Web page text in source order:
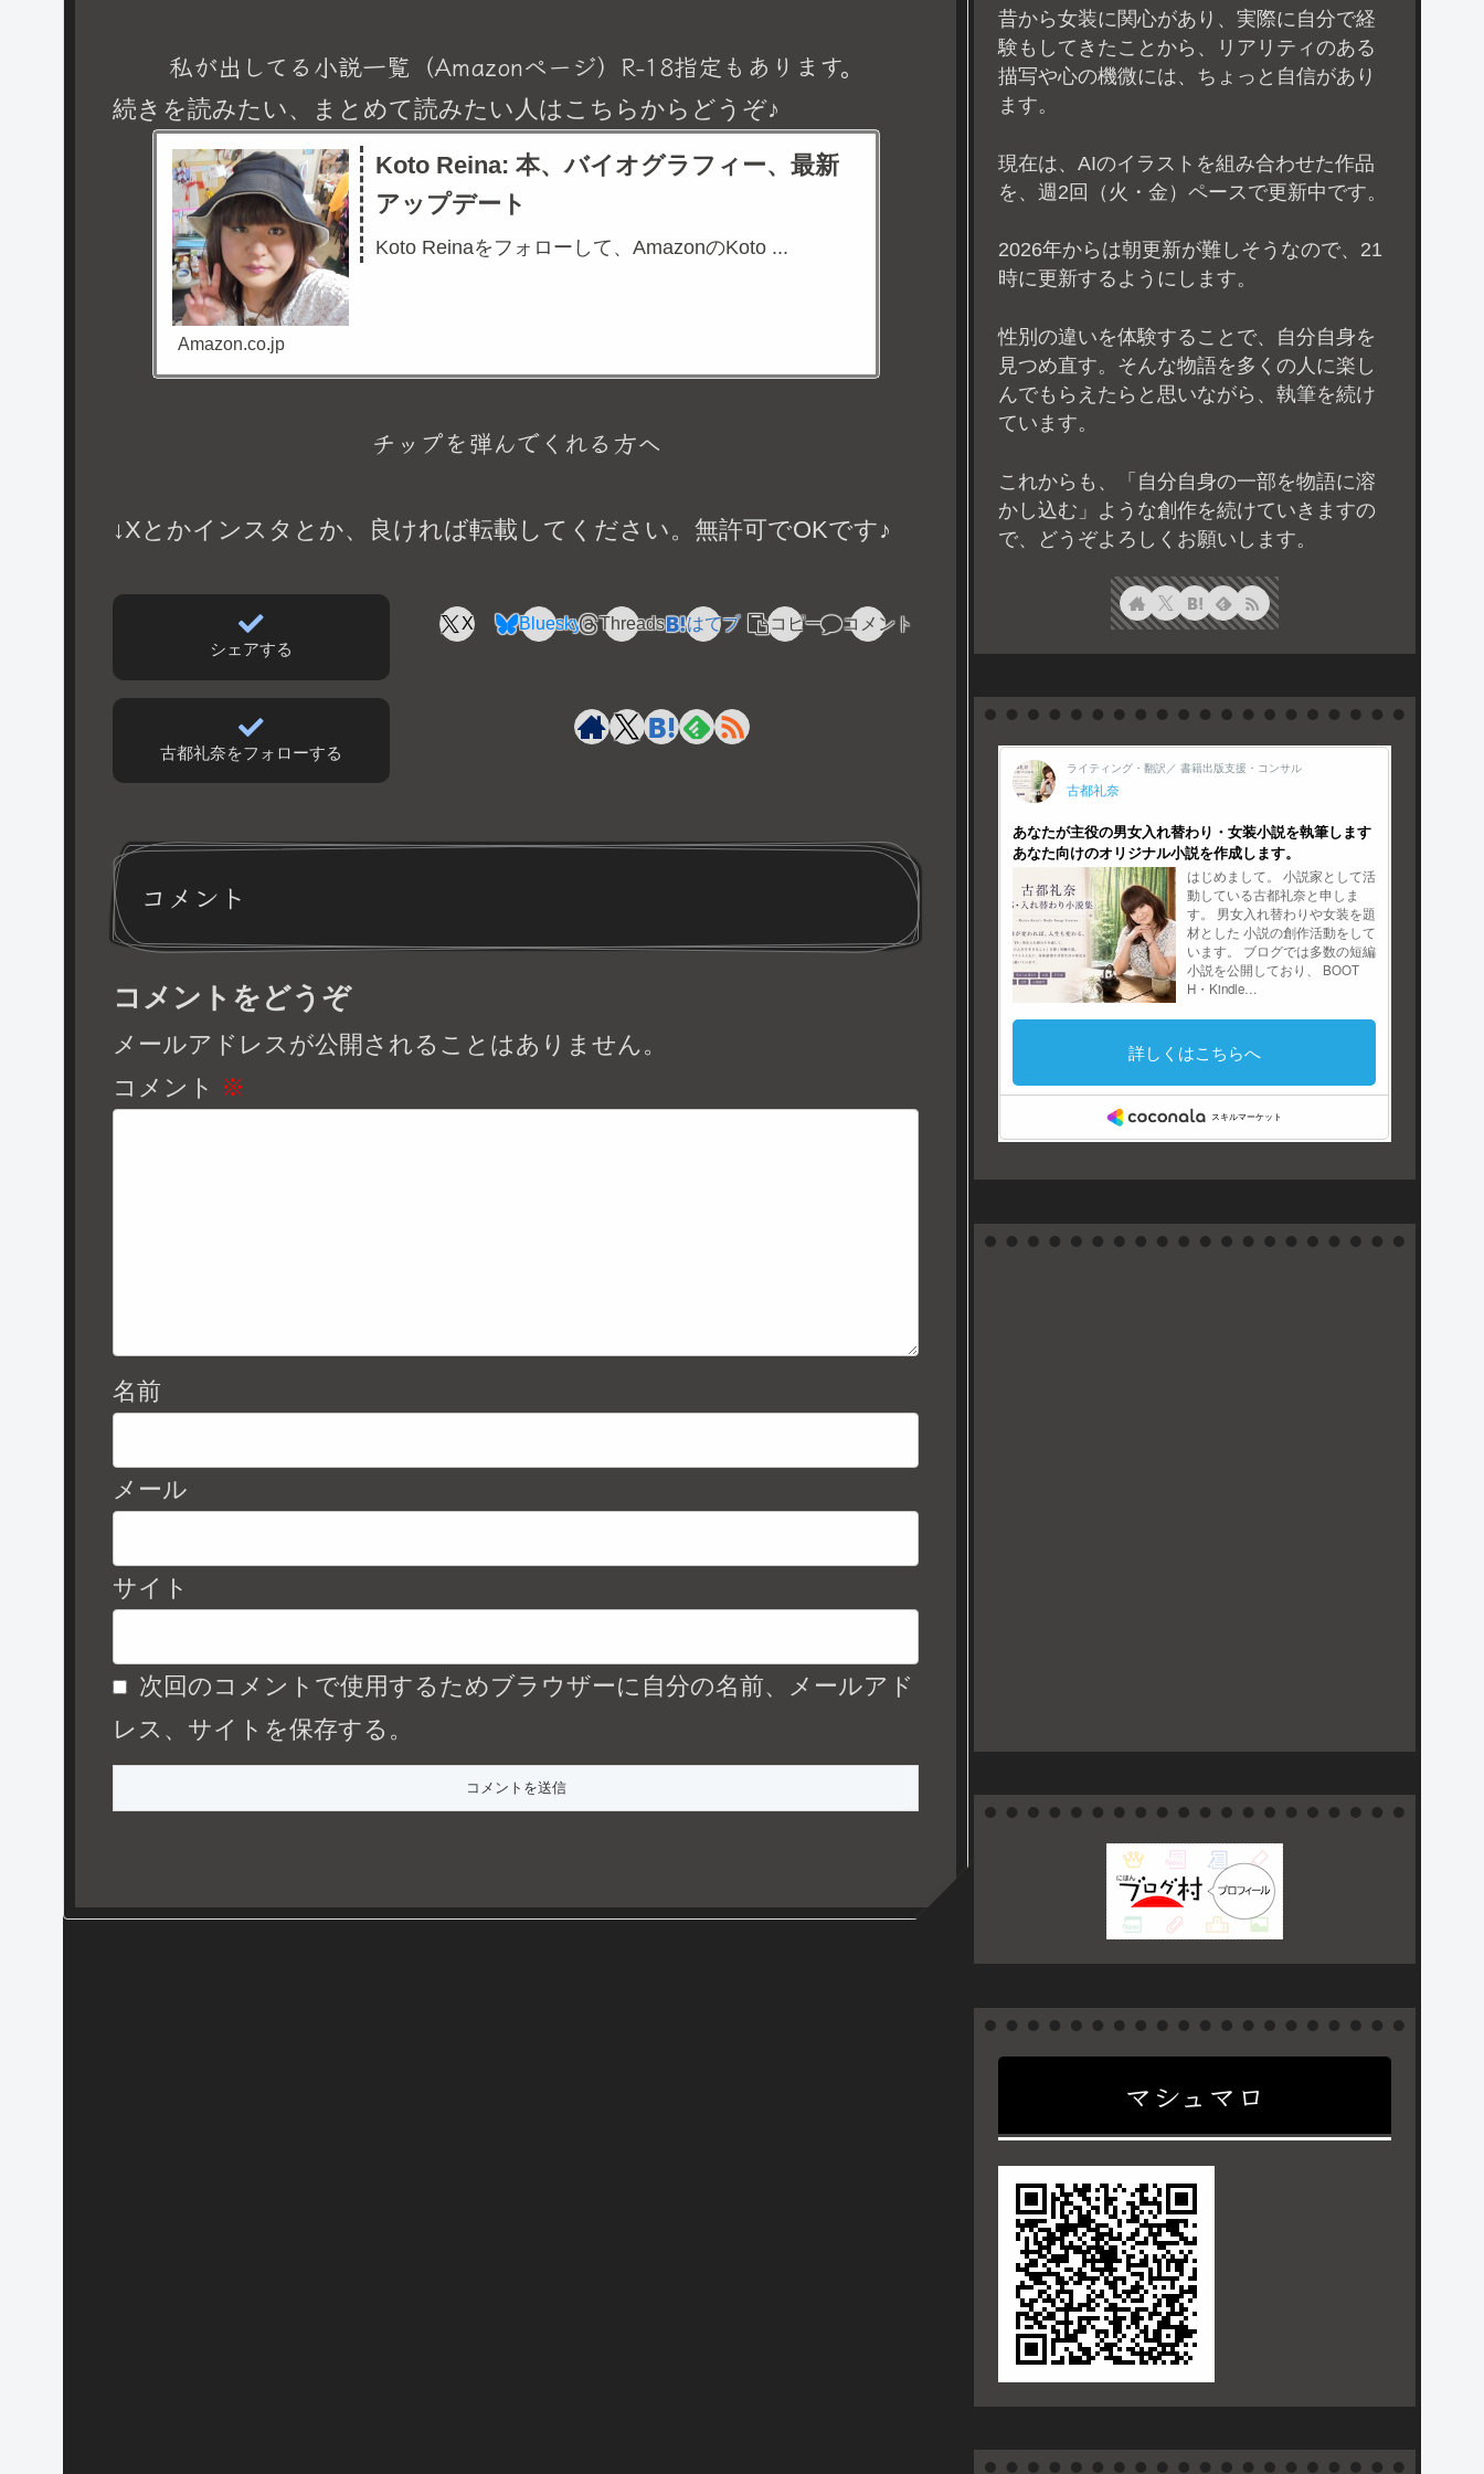
私が出してる小説一覧（Amazonページ）R-18指定もあります。
続きを読みたい、まとめて読みたい人はこちらからどうぞ♪
Koto Reina: 本、バイオグラフィー、最新
アップデート
Koto Reinaをフォローして、AmazonのKoto ...
Amazon.co.jp
チップを弾んでくれる方へ
↓Xとかインスタとか、良ければ転載してください。無許可でOKです♪
シェアする
X Bluesky Threads はてブ コピー コメント
古都礼奈をフォローする
コメント
コメントをどうぞ
メールアドレスが公開されることはありません。
コメント ※
名前
メール
サイト
次回のコメントで使用するためブラウザーに自分の名前、メールアド
レス、サイトを保存する。
昔から女装に関心があり、実際に自分で経
験もしてきたことから、リアリティのある
描写や心の機微には、ちょっと自信があり
ます。
現在は、AIのイラストを組み合わせた作品
を、週2回（火・金）ペースで更新中です。
2026年からは朝更新が難しそうなので、21
時に更新するようにします。
性別の違いを体験することで、自分自身を
見つめ直す。そんな物語を多くの人に楽し
んでもらえたらと思いながら、執筆を続け
ています。
これからも、「自分自身の一部を物語に溶
かし込む」ような創作を続けていきますの
で、どうぞよろしくお願いします。
マシュマロ